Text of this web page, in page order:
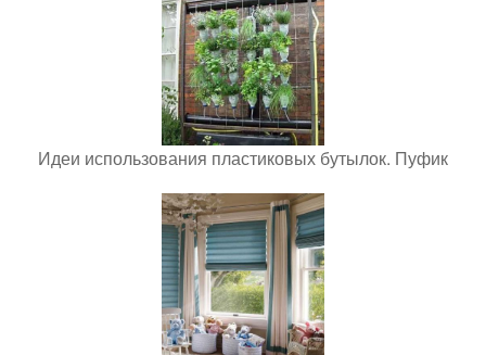
Идеи использования пластиковых бутылок. Пуфик